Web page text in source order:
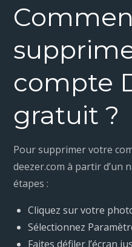
compte
gratuit ?
Pour supprimer votre
deezer.com à partir d’un
étapes :
Cliquez sur votre
Sélectionnez
Faites défiler l’écran